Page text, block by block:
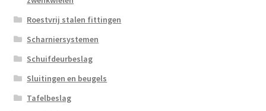
Roestvrij stalen fittingen
Scharniersystemen
Schuifdeurbeslag
Sluitingen en beugels
Tafelbeslag